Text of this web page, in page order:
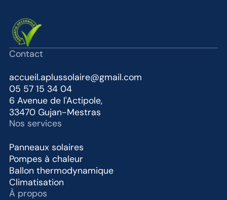
Contact
accueil.aplussolaire@gmail.com
05 57 15 34 04
6 Avenue de l'Actipole,
33470 Gujan-Mestras
Nos services
Panneaux solaires
Pompes à chaleur
Ballon thermodynamique
Climatisation
À propos